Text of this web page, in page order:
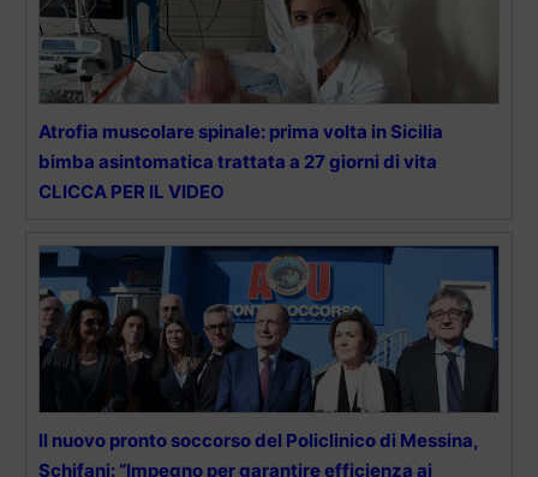
Atrofia muscolare spinale: prima volta in Sicilia
bimba asintomatica trattata a 27 giorni di vita
CLICCA PER IL VIDEO
ll nuovo pronto soccorso del Policlinico di Messina,
Schifani: “Impegno per garantire efficienza ai